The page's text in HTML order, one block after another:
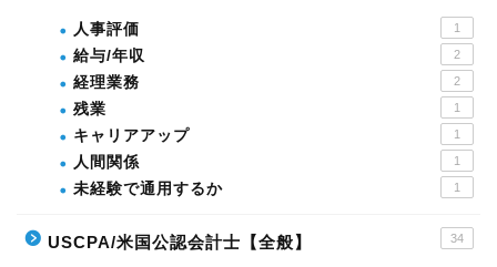
人事評価 1
給与/年収 2
経理業務 2
残業 1
キャリアアップ 1
人間関係 1
未経験で通用するか 1
USCPA/米国公認会計士【全般】 34